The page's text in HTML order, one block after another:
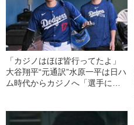
「カジノはほぼ皆行ってたよ」
大谷翔平“元通訳”水原一平は日ハ
ム時代からカジノへ「選手に賭